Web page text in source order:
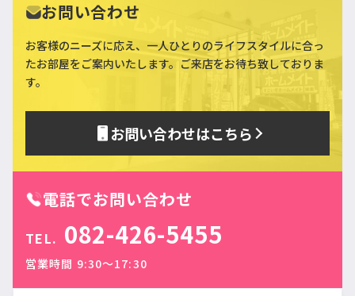
お問い合わせ
お客様のニーズに応え、一人ひとりのライフスタイルに合っ
たお部屋をご案内いたします。ご来店をお待ち致しておりま
す。
お問い合わせはこちら
電話でお問い合わせ
TEL. 082-426-5455
営業時間 9:30〜17:30